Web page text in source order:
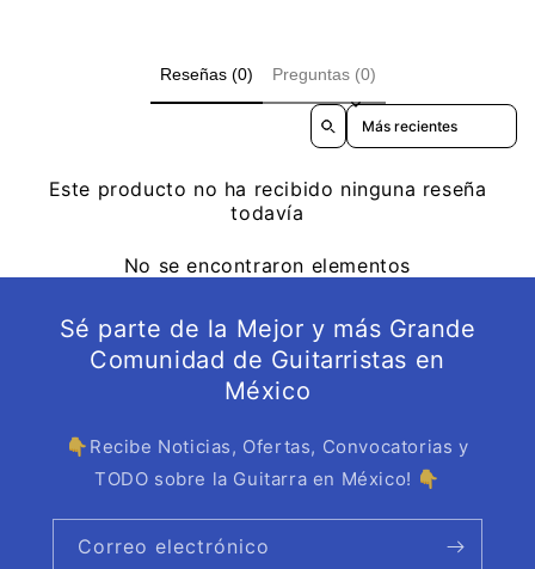
Reseñas (0) Preguntas (0)
Sort reviews by
Este producto no ha recibido ninguna reseña
todavía
No se encontraron elementos
Sé parte de la Mejor y más Grande
Comunidad de Guitarristas en
México
👇Recibe Noticias, Ofertas, Convocatorias y
TODO sobre la Guitarra en México! 👇
Correo electrónico